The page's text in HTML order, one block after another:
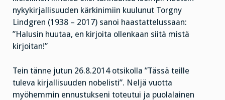
nykykirjallisuuden kärkinimiin kuulunut Torgny
Lindgren (1938 – 2017) sanoi haastattelussaan:
”Halusin huutaa, en kirjoita ollenkaan siitä mistä
kirjoitan!”
Tein tänne jutun 26.8.2014 otsikolla ”Tässä teille
tuleva kirjallisuuden nobelisti”. Neljä vuotta
myöhemmin ennustukseni toteutui ja puolalainen